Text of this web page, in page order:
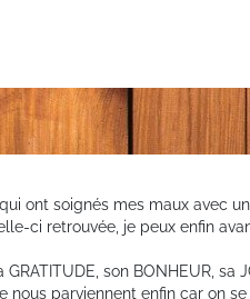
ont soignés mes maux avec
ci retrouvée, je peux enfin
son BONHEUR, sa
nous parviennent enfin car on se